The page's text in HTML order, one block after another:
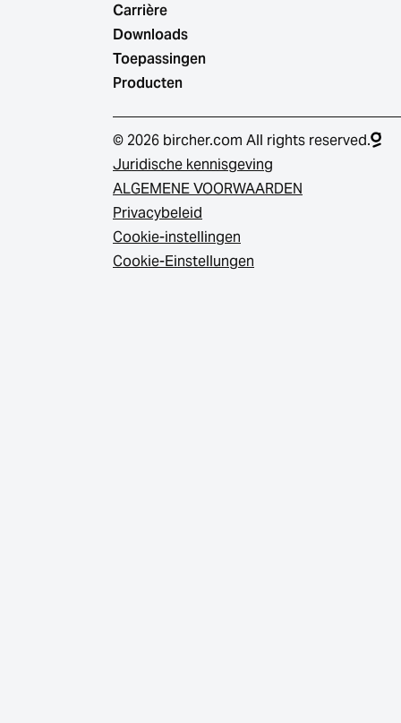
Carrière
Downloads
Toepassingen
Producten
© 2026 bircher.com All rights reserved.
Juridische kennisgeving
ALGEMENE VOORWAARDEN
Privacybeleid
Cookie-instellingen
Cookie-Einstellungen